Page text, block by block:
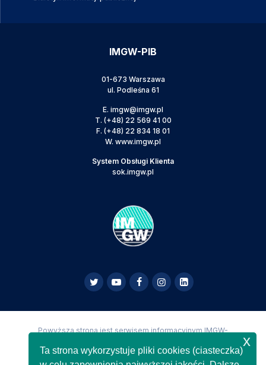
IMGW-PIB
01-673 Warszawa
ul. Podleśna 61
E. imgw@imgw.pl
T. (+48) 22 569 41 00
F. (+48) 22 834 18 01
W. www.imgw.pl
System Obsługi Klienta
sok.imgw.pl
Powyższa strona jest serwisem informacyjnym IMGW-
Copyright IMGW-PIB Wszelkie prawa zastrzeżone
Ta strona wykorzystuje pliki cookies (ciasteczka)
x